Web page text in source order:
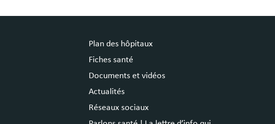
Plan des hôpitaux
Fiches santé
Documents et vidéos
Actualités
Réseaux sociaux